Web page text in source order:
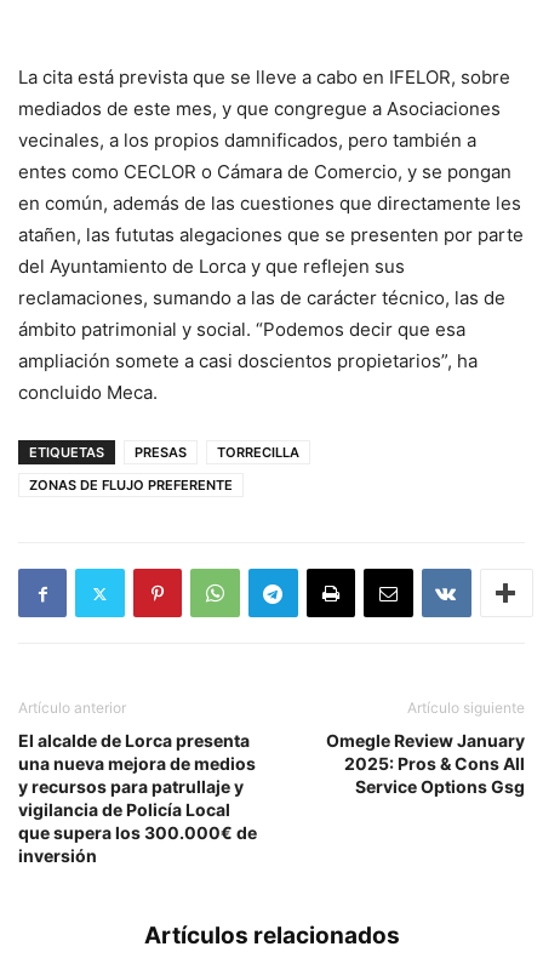
La cita está prevista que se lleve a cabo en IFELOR, sobre
mediados de este mes, y que congregue a Asociaciones
vecinales, a los propios damnificados, pero también a
entes como CECLOR o Cámara de Comercio, y se pongan
en común, además de las cuestiones que directamente les
atañen, las fututas alegaciones que se presenten por parte
del Ayuntamiento de Lorca y que reflejen sus
reclamaciones, sumando a las de carácter técnico, las de
ámbito patrimonial y social. “Podemos decir que esa
ampliación somete a casi doscientos propietarios”, ha
concluido Meca.
ETIQUETAS PRESAS
TORRECILLA
ZONAS DE FLUJO PREFERENTE
Artículo anterior
El alcalde de Lorca presenta
una nueva mejora de medios
y recursos para patrullaje y
vigilancia de Policía Local
que supera los 300.000€ de
inversión
Artículo siguiente
Omegle Review January
2025: Pros & Cons All
Service Options Gsg
Artículos relacionados